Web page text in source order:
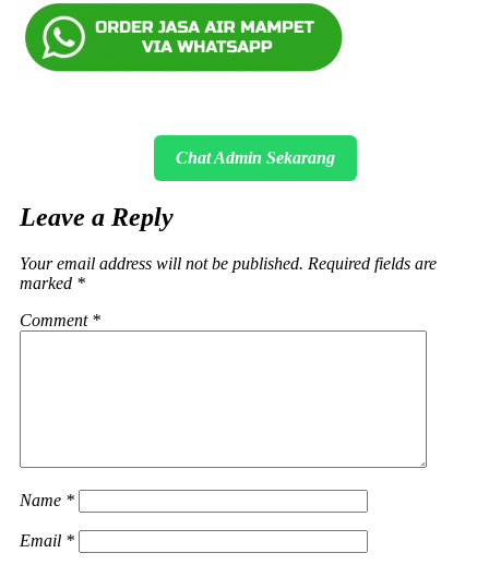
Chat Admin Sekarang
Leave a Reply
Your email address will not be published. Required fields are
marked *
Comment *
Name *
Email *